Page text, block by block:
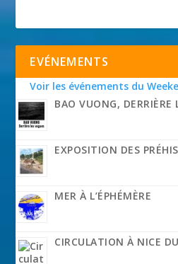
EVÉNEMENTS
Voir les événements du
BAO VUONG, DERRIÈRE
EXPOSITION DES
MER À L’ÉPHÉMÈRE
CIRCULATION À NICE